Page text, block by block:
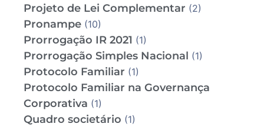
Projeto de Lei Complementar (2)
Pronampe (10)
Prorrogação IR 2021 (1)
Prorrogação Simples Nacional (1)
Protocolo Familiar (1)
Protocolo Familiar na Governança
Corporativa (1)
Quadro societário (1)